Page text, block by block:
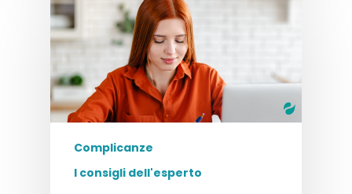
Complicanze
I consigli dell'esperto